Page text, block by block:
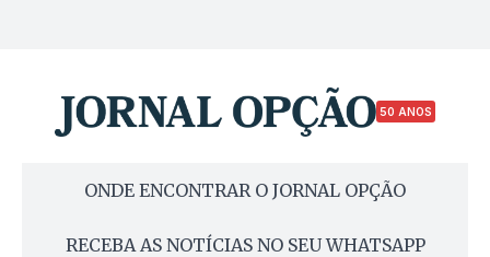
50 ANOS
ONDE ENCONTRAR O JORNAL OPÇÃO
RECEBA AS NOTÍCIAS NO SEU WHATSAPP